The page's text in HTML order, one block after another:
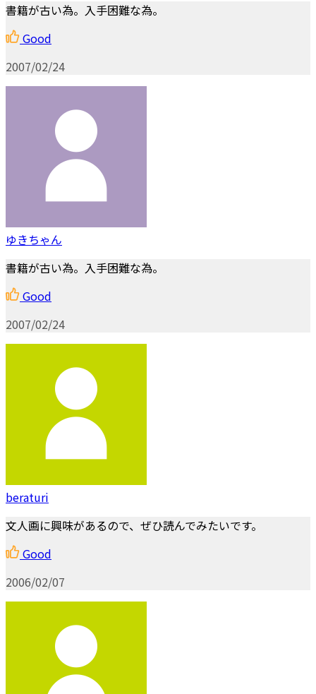
書籍が古い為。入手困難な為。
Good
2007/02/24
ゆきちゃん
書籍が古い為。入手困難な為。
Good
2007/02/24
beraturi
文人画に興味があるので、ぜひ読んでみたいです。
Good
2006/02/07